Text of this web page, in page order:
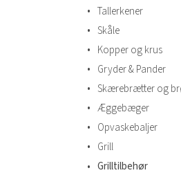
• Tallerkener
• Skåle
• Kopper og krus
• Gryder & Pander
• Skærebrætter og
• Æggebæger
• Opvaskebaljer
• Grill
• Grilltilbehør